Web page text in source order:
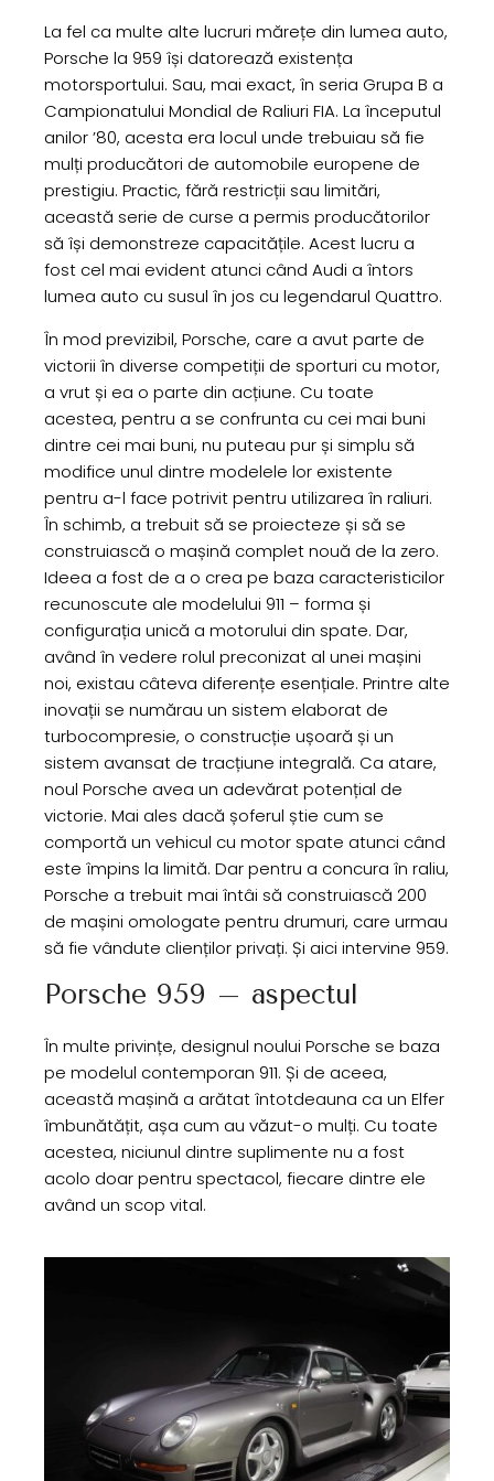
La fel ca multe alte lucruri mărețe din lumea auto,
Porsche la 959 își datorează existența
motorsportului. Sau, mai exact, în seria Grupa B a
Campionatului Mondial de Raliuri FIA. La începutul
anilor ’80, acesta era locul unde trebuiau să fie
mulți producători de automobile europene de
prestigiu. Practic, fără restricții sau limitări,
această serie de curse a permis producătorilor
să își demonstreze capacitățile. Acest lucru a
fost cel mai evident atunci când Audi a întors
lumea auto cu susul în jos cu legendarul Quattro.
În mod previzibil, Porsche, care a avut parte de
victorii în diverse competiții de sporturi cu motor,
a vrut și ea o parte din acțiune. Cu toate
acestea, pentru a se confrunta cu cei mai buni
dintre cei mai buni, nu puteau pur și simplu să
modifice unul dintre modelele lor existente
pentru a-l face potrivit pentru utilizarea în raliuri.
În schimb, a trebuit să se proiecteze și să se
construiască o mașină complet nouă de la zero.
Ideea a fost de a o crea pe baza caracteristicilor
recunoscute ale modelului 911 – forma și
configurația unică a motorului din spate. Dar,
având în vedere rolul preconizat al unei mașini
noi, existau câteva diferențe esențiale. Printre alte
inovații se numărau un sistem elaborat de
turbocompresie, o construcție ușoară și un
sistem avansat de tracțiune integrală. Ca atare,
noul Porsche avea un adevărat potențial de
victorie. Mai ales dacă șoferul știe cum se
comportă un vehicul cu motor spate atunci când
este împins la limită. Dar pentru a concura în raliu,
Porsche a trebuit mai întâi să construiască 200
de mașini omologate pentru drumuri, care urmau
să fie vândute clienților privați. Și aici intervine 959.
Porsche 959 – aspectul
În multe privințe, designul noului Porsche se baza
pe modelul contemporan 911. Și de aceea,
această mașină a arătat întotdeauna ca un Elfer
îmbunătățit, așa cum au văzut-o mulți. Cu toate
acestea, niciunul dintre suplimente nu a fost
acolo doar pentru spectacol, fiecare dintre ele
având un scop vital.